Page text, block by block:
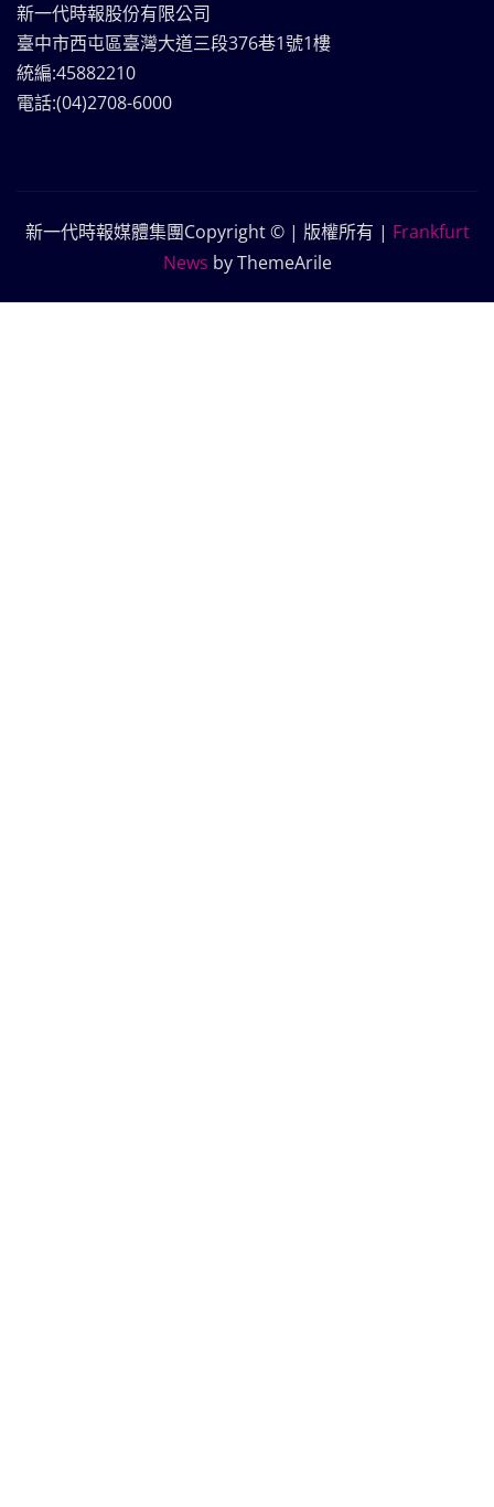
新一代時報股份有限公司
臺中市西屯區臺灣大道三段376巷1號1樓
統編:45882210
電話:(04)2708-6000
新一代時報媒體集團Copyright © | 版權所有 | Frankfurt
News by ThemeArile